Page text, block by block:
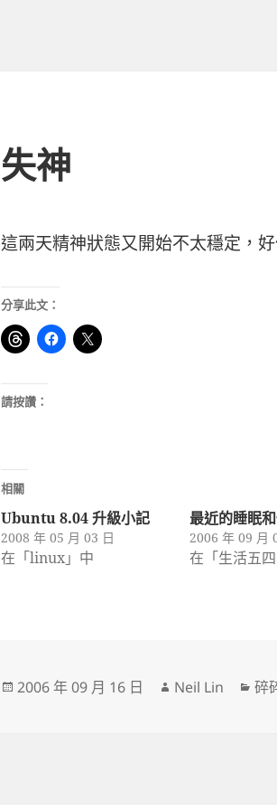
失神
這兩天精神狀態又開始不太穩定，
分享此文：
請按讚：
相關
Ubuntu 8.04 升級小記
2008 年 05 月 03 日
在「linux」中
最近的睡眠
2006 年 09 月
在「生活五
發
2006 年 09 月 16 日
作
Neil Lin
分
碎